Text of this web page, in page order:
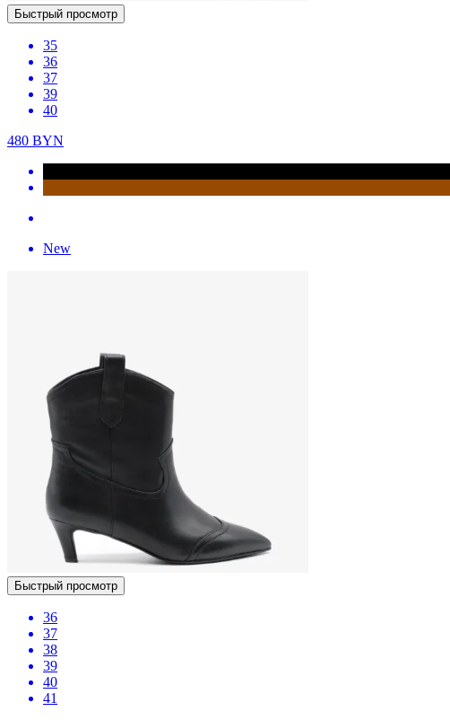
Быстрый просмотр
35
36
37
39
40
480 BYN
New
Быстрый просмотр
36
37
38
39
40
41